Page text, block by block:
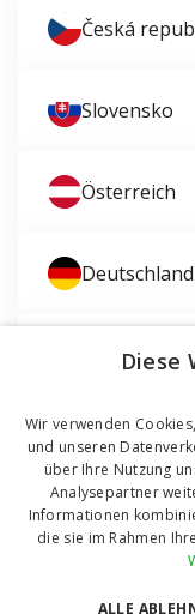
Česká
Slovensko
Österreich
Deutschland
© 2011 - 2026 TT
Diese
Wir verwenden
und unseren
über Ihre Nutzung
Analysepartner
Informationen
die sie im Rahmen
ALLE